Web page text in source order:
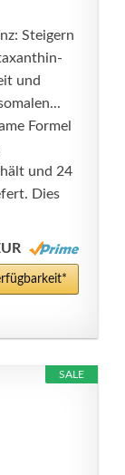
Steigern
und
Formel
und 24
Dies
SALE